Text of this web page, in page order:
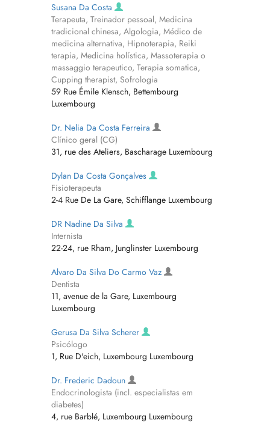
Susana Da Costa
Terapeuta, Treinador pessoal, Medicina
tradicional chinesa, Algologia, Médico de
medicina alternativa, Hipnoterapia, Reiki
terapia, Medicina holística, Massoterapia o
massaggio terapeutico, Terapia somatica,
Cupping therapist, Sofrologia
59 Rue Émile Klensch, Bettembourg
Luxembourg
Dr. Nelia Da Costa Ferreira
Clínico geral (CG)
31, rue des Ateliers, Bascharage Luxembourg
Dylan Da Costa Gonçalves
Fisioterapeuta
2-4 Rue De La Gare, Schifflange Luxembourg
DR Nadine Da Silva
Internista
22-24, rue Rham, Junglinster Luxembourg
Alvaro Da Silva Do Carmo Vaz
Dentista
11, avenue de la Gare, Luxembourg
Luxembourg
Gerusa Da Silva Scherer
Psicólogo
1, Rue D'eich, Luxembourg Luxembourg
Dr. Frederic Dadoun
Endocrinologista (incl. especialistas em
diabetes)
4, rue Barblé, Luxembourg Luxembourg